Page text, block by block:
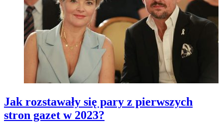
Jak rozstawały się pary z pierwszych
stron gazet w 2023?